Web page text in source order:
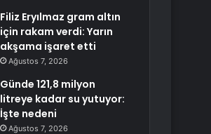
Filiz Eryılmaz gram altın
için rakam verdi: Yarın
akşama işaret etti
Ağustos 7, 2026
Günde 121,8 milyon
litreye kadar su yutuyor:
İşte nedeni
Ağustos 7, 2026